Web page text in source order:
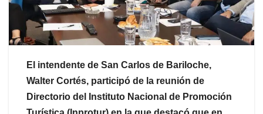
El intendente de San Carlos de Bariloche,
Walter Cortés, participó de la reunión de
Directorio del Instituto Nacional de Promoción